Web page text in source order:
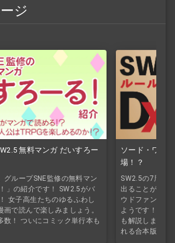
ジ
無料マンガ だいすろー
グループSNE監修の無料マン
」の紹介です！ SW2.5がバ
女子高生たちのゆるふわし
画で読んで楽しみましょう。
数！ ついにコミック単行本も
ソード・ワー
場！？
SW2.5の7周年
出ることがわか
ウドファンディ
ようです！今ル
も解説します！
れる合本版が登